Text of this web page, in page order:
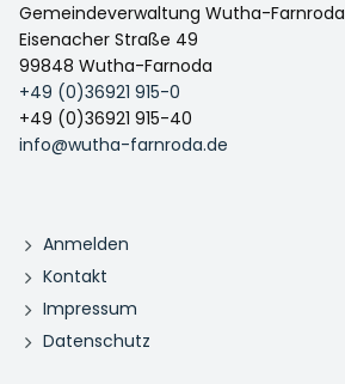
Gemeindeverwaltung Wutha-Farnroda
Eisenacher Straße 49
99848 Wutha-Farnoda
+49 (0)36921 915-0
+49 (0)36921 915-40
info@wutha-farnroda.de
Anmelden
Kontakt
Impressum
Datenschutz